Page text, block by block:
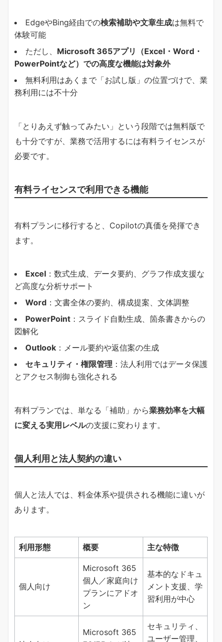
EdgeやBing経由での検索補助や文章生成は無料で
体験可能
ただし、 Microsoft 365アプリ（Excel・Word・
PowerPointなど）での高度な機能は対象外
無料利用はあくまで「お試し版」の位置づけで、業
務利用には不十分
「とりあえず触ってみたい」という段階では無料版で
も十分ですが、業務で活用するには有料ライセンスが
必要です。
有料ライセンスで利用できる機能
有料プランに移行すると、Copilotの真価を発揮でき
ます。
Excel ：数式生成、データ要約、グラフ作成支援な
ど高度な分析サポート
Word ：文書全体の要約、構成提案、文体調整
PowerPoint ：スライド自動生成、箇条書きからの
図解化
Outlook ：メール要約や返信案の生成
セキュリティ・権限管理 ：法人利用ではデータ保護
とアクセス制御も強化される
有料プランでは、単なる「補助」から業務効率を大幅
に変える実用レベルの支援に変わります。
個人利用と法人契約の違い
個人と法人では、料金体系や提供される機能に違いが
あります。
利用形態 概要 主な特徴
個人向け
Microsoft 365
個人／家庭向け
プランにアドオ
ン
基本的なドキュ
メント支援、学
習利用が中心
Microsoft 365
セキュリティ、
ユーザー管理、